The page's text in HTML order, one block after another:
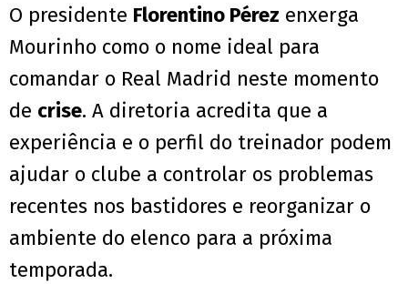
O presidente Florentino Pérez enxerga
Mourinho como o nome ideal para
comandar o Real Madrid neste momento
de crise. A diretoria acredita que a
experiência e o perfil do treinador podem
ajudar o clube a controlar os problemas
recentes nos bastidores e reorganizar o
ambiente do elenco para a próxima
temporada.